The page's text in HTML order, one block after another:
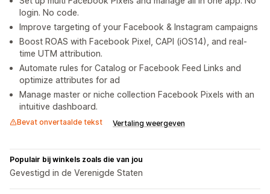
login. No code.
Improve targeting of your Facebook & Instagram campaigns
Boost ROAS with Facebook Pixel, CAPI (iOS14), and real-
time UTM attribution.
Automate rules for Catalog or Facebook Feed Links and
optimize attributes for ad
Manage master or niche collection Facebook Pixels with an
intuitive dashboard.
Bevat onvertaalde tekst Vertaling weergeven
Populair bij winkels zoals die van jou
Gevestigd in de Verenigde Staten